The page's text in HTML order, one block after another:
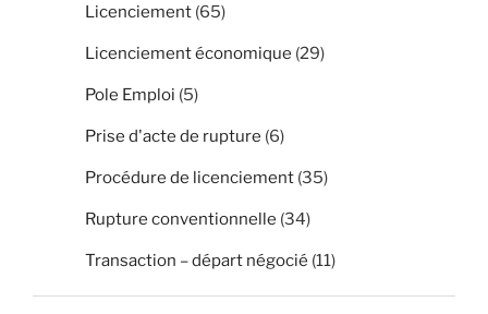
Licenciement (65)
Licenciement économique (29)
Pole Emploi (5)
Prise d'acte de rupture (6)
Procédure de licenciement (35)
Rupture conventionnelle (34)
Transaction – départ négocié (11)